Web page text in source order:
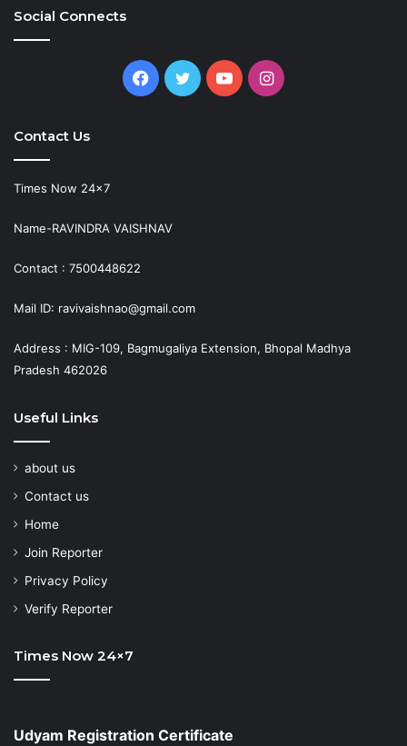
Social Connects
Facebook
TwitterYouTubeInstagram
Contact Us
Times Now 24×7
Name-RAVINDRA VAISHNAV
Contact : 7500448622
Mail ID: ravivaishnao@gmail.com
Address : MIG-109, Bagmugaliya Extension, Bhopal Madhya
Pradesh 462026
Useful Links
about us
Contact us
Home
Join Reporter
Privacy Policy
Verify Reporter
Times Now 24×7
Udyam Registration Certificate